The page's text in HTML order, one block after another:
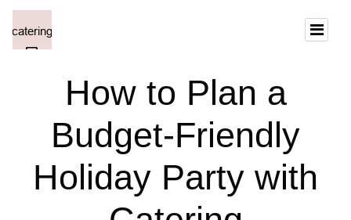
How to Plan a
Budget-Friendly
Holiday Party with